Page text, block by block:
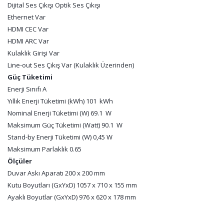
Dijital Ses Çıkışı Optik Ses Çıkışı
Ethernet Var
HDMI CEC Var
HDMI ARC Var
Kulaklık Girişi Var
Line-out Ses Çıkış Var (Kulaklık Üzerinden)
Güç Tüketimi
Enerji Sınıfı A
Yıllık Enerji Tüketimi (kWh) 101 kWh
Nominal Enerji Tüketimi (W) 69.1 W
Maksimum Güç Tüketimi (Watt) 90.1 W
Stand-by Enerji Tüketimi (W) 0,45 W
Maksimum Parlaklık 0.65
Ölçüler
Duvar Askı Aparatı 200 x 200 mm
Kutu Boyutları (GxYxD) 1057 x 710 x 155 mm
Ayaklı Boyutlar (GxYxD) 976 x 620 x 178 mm